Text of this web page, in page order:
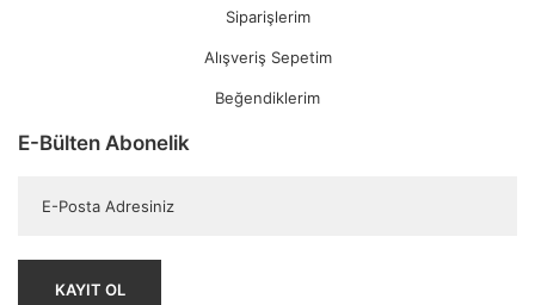
Siparişlerim
Alışveriş Sepetim
Beğendiklerim
E-Bülten Abonelik
KAYIT OL